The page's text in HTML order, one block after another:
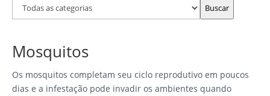
categoria
Buscar
Mosquitos
Os mosquitos completam seu ciclo reprodutivo em poucos
dias e a infestação pode invadir os ambientes quando